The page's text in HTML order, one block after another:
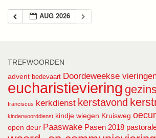
AUG 2026
TREFWOORDEN
advent bedevaart Doordeweekse
eucharistieviering
franciscus kerkdienst kerstavond
kinderwoorddienst kindje wiegen Kruisweg
open deur Paaswake Pasen 2018